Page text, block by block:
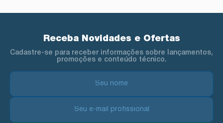
Receba Novidades e Ofertas
Cadastre-se para receber informações sobre lançamentos,
promoções e conteúdo técnico.